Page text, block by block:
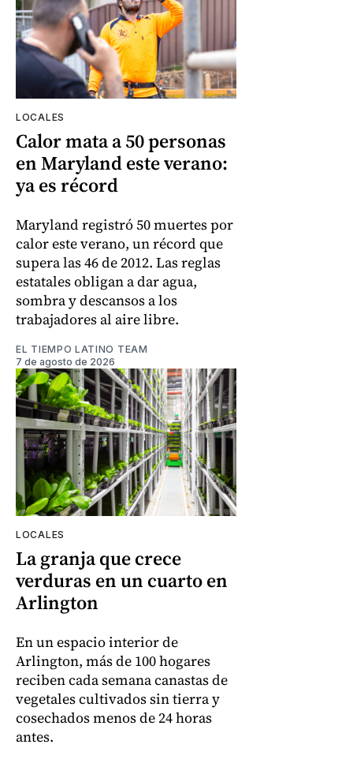
LOCALES
Calor mata a 50 personas
en Maryland este verano:
ya es récord
Maryland registró 50 muertes por
calor este verano, un récord que
supera las 46 de 2012. Las reglas
estatales obligan a dar agua,
sombra y descansos a los
trabajadores al aire libre.
EL TIEMPO LATINO TEAM
7 de agosto de 2026
LOCALES
La granja que crece
verduras en un cuarto en
Arlington
En un espacio interior de
Arlington, más de 100 hogares
reciben cada semana canastas de
vegetales cultivados sin tierra y
cosechados menos de 24 horas
antes.